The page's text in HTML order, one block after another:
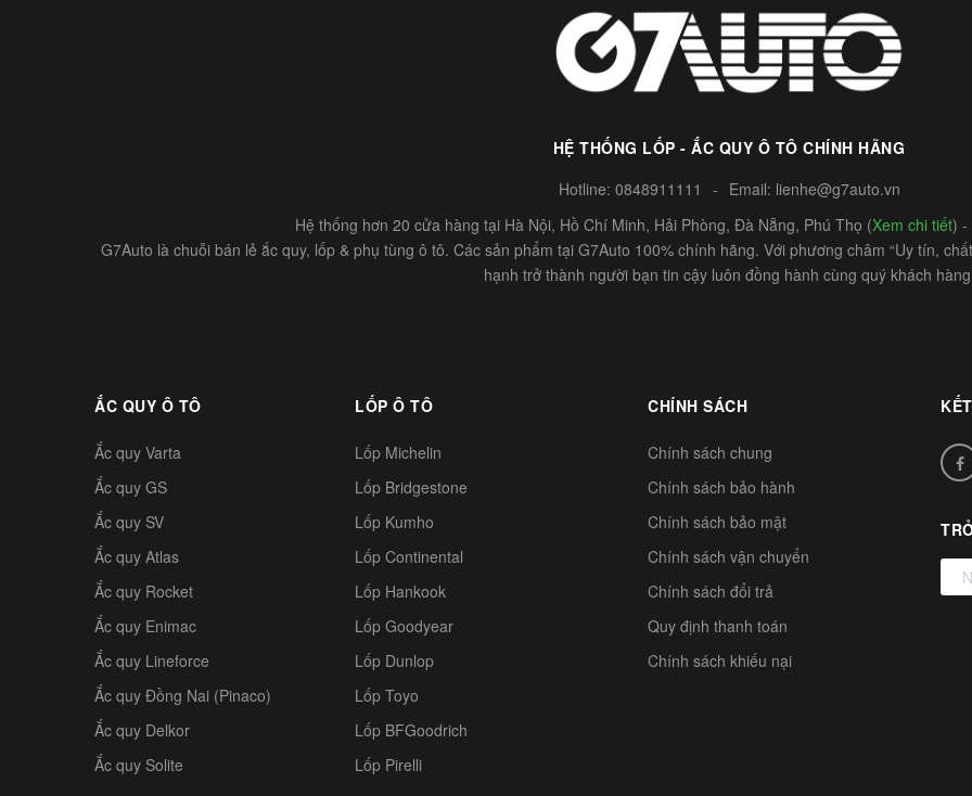
HỆ THỐNG LỐP - ẮC QUY Ô TÔ CHÍNH HÃNG
Hotline: 0848911111 - Email: lienhe@g7auto.vn
Hệ thống hơn 20 cửa hàng tại Hà Nội, Hồ Chí Minh, Hải Phòng, Đà Nẵng, Phú Thọ (Xem chi tiết) -
G7Auto là chuỗi bán lẻ ắc quy, lốp & phụ tùng ô tô. Các sản phẩm tại G7Auto 100% chính hãng. Với phương châm “Uy tín,
hạnh trở thành người bạn tin cậy luôn đồng hành cùng quý khách
ẮC QUY Ô TÔ
Ắc quy Varta
Ắc quy GS
Ắc quy SV
Ắc quy Atlas
Ắc quy Rocket
Ắc quy Enimac
Ắc quy Lineforce
Ắc quy Đồng Nai (Pinaco)
Ắc quy Delkor
Ắc quy Solite
LỐP Ô TÔ
Lốp Michelin
Lốp Bridgestone
Lốp Kumho
Lốp Continental
Lốp Hankook
Lốp Goodyear
Lốp Dunlop
Lốp Toyo
Lốp BFGoodrich
Lốp Pirelli
CHÍNH SÁCH
Chính sách chung
Chính sách bảo hành
Chính sách bảo mật
Chính sách vận chuyển
Chính sách đổi trả
Quy định thanh toán
Chính sách khiếu nại